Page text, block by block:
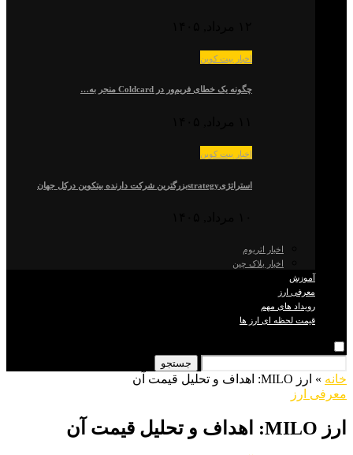
اخبار بیت کوین
چگونه یک خطای فریم‌ور در Coldcard منجر به…
اخبار بیت کوین
استراتژیstrategyبزرگترین شرکت دارنده بیتکوین درکل جهان
اخبار اتریوم
اخبار بلاک چین
آموزش
معرفی ارز
رویداد های مهم
قیمت لحظه ای ارز ها
جستجو
خانه » ارز MILO: اهداف و تحلیل قیمت آن
معرفی ارز
ارز MILO: اهداف و تحلیل قیمت آن